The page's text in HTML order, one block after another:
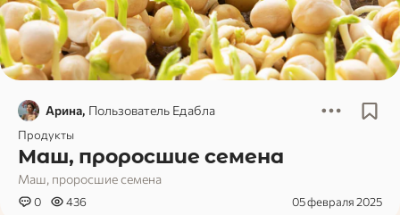
Арина, Пользователь Едабла
Продукты
Маш, проросшие семена
Маш, проросшие семена
0 436 05 февраля 2025